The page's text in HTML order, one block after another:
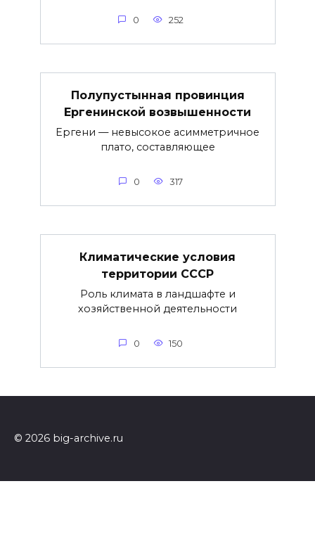
0 252
Полупустынная провинция
Ергенинской возвышенности
Ергени — невысокое асимметричное
плато, составляющее
0 317
Климатические условия
территории СССР
Роль климата в ландшафте и
хозяйственной деятельности
0 150
© 2026 big-archive.ru